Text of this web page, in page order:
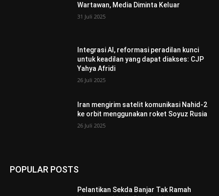
Wartawan, Media Diminta Keluar
31 Juli 2025
Integrasi AI, reformasi peradilan kunci
untuk keadilan yang dapat diakses: CJP
Yahya Afridi
26 Juli 2025
Iran mengirim satelit komunikasi Nahid-2
ke orbit menggunakan roket Soyuz Rusia
26 Juli 2025
POPULAR POSTS
Pelantikan Sekda Banjar Tak Ramah